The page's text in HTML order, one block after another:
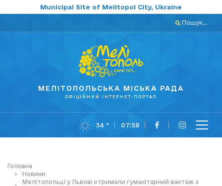
Municipal Site of Melitopol City, Ukraine
Пошук...
МЕЛІТОПОЛЬСЬКА МІСЬКА РАДА
ОФІЦІЙНИЙ ІНТЕРНЕТ-ПОРТАЛ
34 ° 07:58
Головна
Новини
Мелітопольці у Львові отримали гуманітарний вантаж з